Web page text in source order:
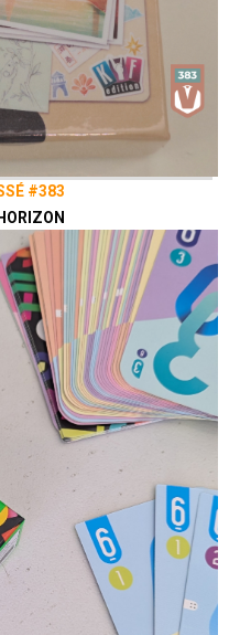
#383